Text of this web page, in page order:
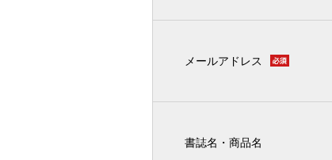
メールアドレス
書誌名・商品名